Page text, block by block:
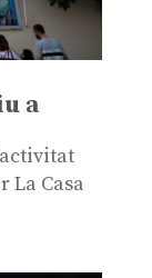
a
La Casa